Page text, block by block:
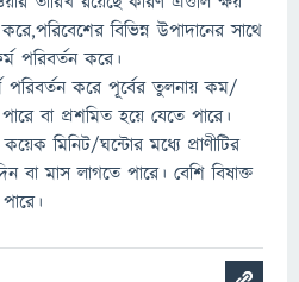
বিভিন্ন উপাদানের সাথে
পরিবর্তন করে।
পরিবর্তন করে পূর্বের তুলনায় কম/
বা প্রশমিত হয়ে যেতে পারে।
মিনিট/ঘন্টোর মধ্যে প্রাণীটির
বা মাস লাগতে পারে। বেশি বিষাক্ত